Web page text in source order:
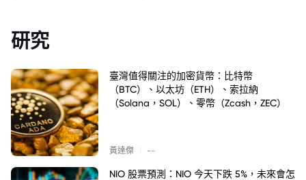
研究
臺灣值得關注的加密貨幣：比特幣
（BTC）、以太坊（ETH）、索拉納
（Solana，SOL）、零幣（Zcash，ZEC）
黃達傑 --
NIO 股票預測：NIO 今天下跌 5%，未來會怎